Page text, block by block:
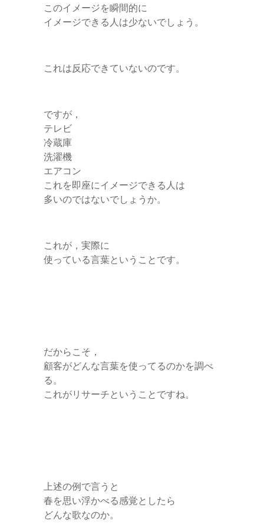
このイメージを瞬間的に
イメージできる人は少ないでしょう。
これは反応できていないのです。
ですが，
テレビ
冷蔵庫
洗濯機
エアコン
これを即座にイメージできる人は
多いのではないでしょうか。
これが，実際に
使っている言葉ということです。
だからこそ，
顧客がどんな言葉を使ってるのかを調べ
る。
これがリサーチということですね。
上述の例で言うと
春を思い浮かべる感覚としたら
どんな歌なのか。